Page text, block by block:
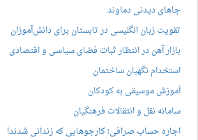
جاهای دیدنی دماوند
تقویت زبان انگلیسی در تابستان برای دانش‌آموزان
بازار آهن در انتظار ثبات فضای سیاسی و اقتصادی
استخدام نگهبان ساختمان
آموزش موسیقی به کودکان
سامانه نقل و انتقالات فرهنگیان
اجاره حساب صرافی؛ کارجوهایی که زندانی شدند!